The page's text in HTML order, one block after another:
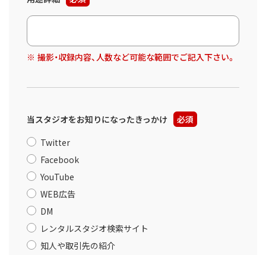
撮影・収録内容、人数など可能な範囲でご記入下さい。
当スタジオをお知りになったきっかけ
必須
Twitter
Facebook
YouTube
WEB広告
DM
レンタルスタジオ検索サイト
知人や取引先の紹介